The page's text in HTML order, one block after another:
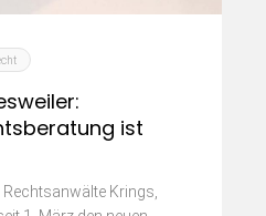
ist
Krings,